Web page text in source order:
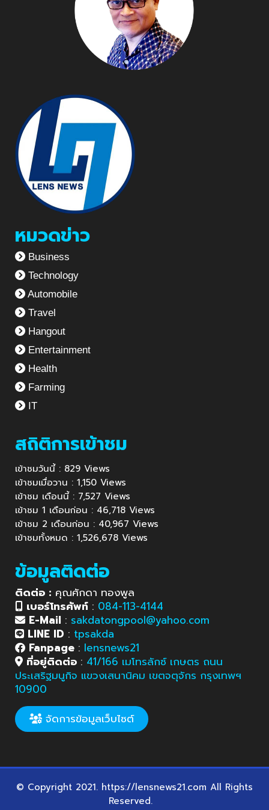
หมวดข่าว
Business
Technology
Automobile
Travel
Hangout
Entertainment
Health
Farming
IT
สถิติการเข้าชม
เข้าชมวันนี้ : 829 Views
เข้าชมเมื่อวาน : 1,150 Views
เข้าชม เดือนนี้ : 7,527 Views
เข้าชม 1 เดือนก่อน : 46,718 Views
เข้าชม 2 เดือนก่อน : 40,967 Views
เข้าชมทั้งหมด : 1,526,678 Views
ข้อมูลติดต่อ
ติดต่อ : คุณศักดา ทองพูล
เบอร์โทรศัพท์ : 084-113-4144
E-Mail : sakdatongpool@yahoo.com
LINE ID : tpsakda
Fanpage : lensnews21
ที่อยู่ติดต่อ : 41/166 เมโทรลักซ์ เกษตร ถนน
ประเสริฐมนูกิจ แขวงเสนานิคม เขตจตุจักร กรุงเทพฯ
10900
จัดการข้อมูลเว็บไซต์
© Copyright 2021. https://lensnews21.com All Rights
Reserved.